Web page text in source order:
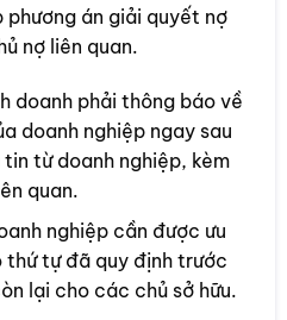
phương án giải quyết nợ
nợ liên quan.
doanh phải thông báo về
doanh nghiệp ngay sau
từ doanh nghiệp, kèm
quan.
nghiệp cần được ưu
tự đã quy định trước
lại cho các chủ sở hữu.